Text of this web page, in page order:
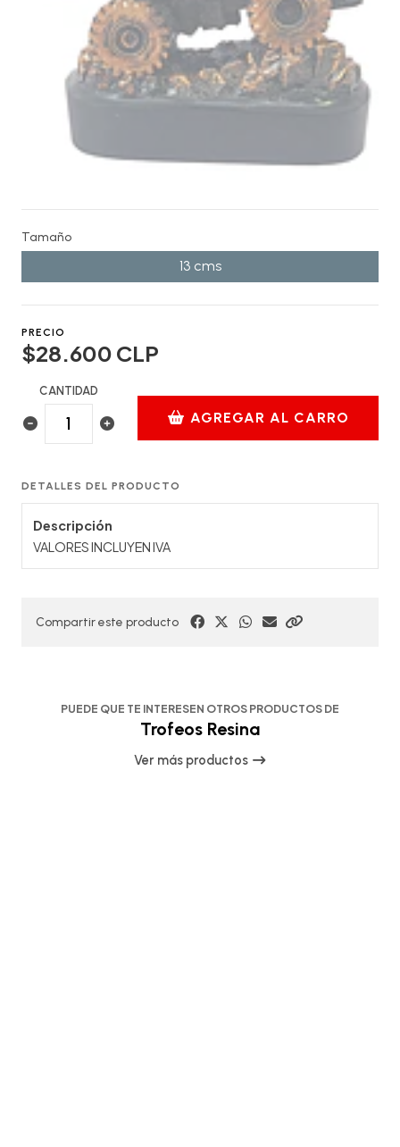
Tamaño
13 cms
PRECIO
$28.600 CLP
CANTIDAD
AGREGAR AL CARRO
DETALLES DEL PRODUCTO
Descripción
VALORES INCLUYEN IVA
Compartir este producto
PUEDE QUE TE INTERESEN OTROS PRODUCTOS DE
Trofeos Resina
Ver más productos